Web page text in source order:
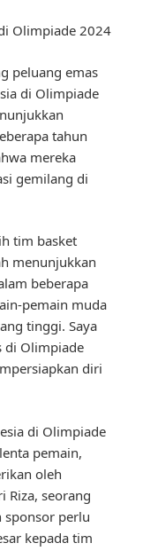
Olimpiade 2024
peluang emas
di Olimpiade
tahun
mereka
gemilang di
tim basket
menunjukkan
beberapa
pemain muda
tinggi. Saya
di Olimpiade
diri
di Olimpiade
pemain,
oleh
Riza, seorang
sponsor perlu
kepada tim